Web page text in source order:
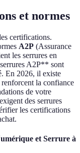
et normes
certifications.
A2P (Assurance
les serrures en
A2P** sont
En 2026, il existe
la confiance
de votre
des serrures
les certifications
et Serrure à